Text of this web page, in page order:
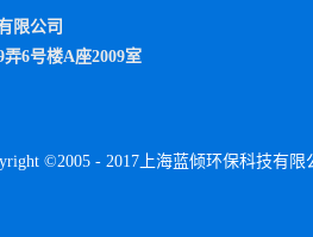
限公司
6号楼A座2009室
©2005 - 2017上海蓝倾环保科技有限